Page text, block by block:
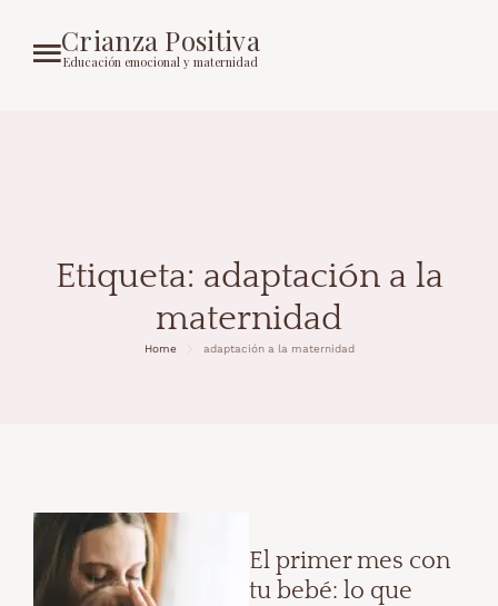
Crianza Positiva
Educación emocional y maternidad
Etiqueta: adaptación a la
maternidad
Home adaptación a la maternidad
El primer mes con
tu bebé: lo que